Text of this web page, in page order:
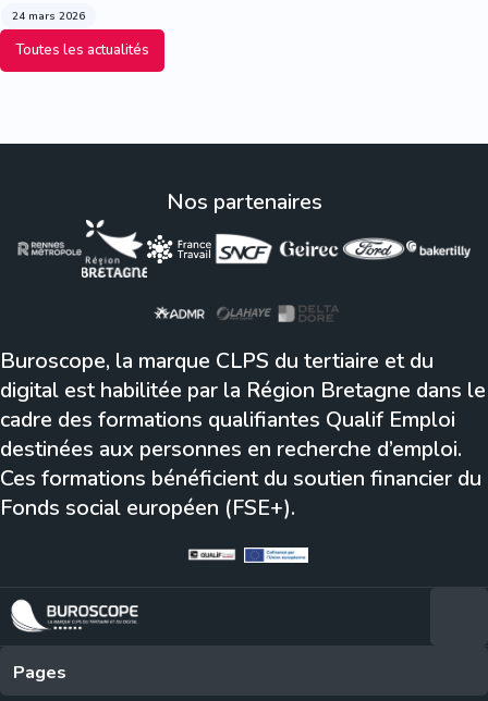
24 mars 2026
Toutes les actualités
Nos partenaires
Buroscope, la marque CLPS du tertiaire et du
digital est habilitée par la Région Bretagne dans le
cadre des formations qualifiantes Qualif Emploi
destinées aux personnes en recherche d’emploi.
Ces formations bénéficient du soutien financier du
Fonds social européen (FSE+).
Pages